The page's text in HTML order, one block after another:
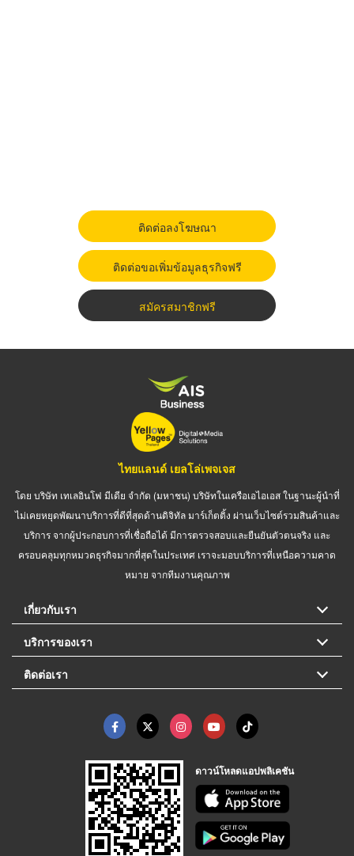
ติดต่อลงโฆษณา
ติดต่อขอเพิ่มข้อมูลธุรกิจฟรี
สมัครสมาชิกฟรี
ไทยแลนด์ เยลโล่เพจเจส
โดย บริษัท เทเลอินโฟ มีเดีย จำกัด (มหาชน) บริษัทในเครือเอไอเอส ในฐานะผู้นำที่
ไม่เคยหยุดพัฒนาบริการที่ดีที่สุดด้านดิจิทัล มาร์เก็ตติ้ง ผ่านเว็บไซต์รวมสินค้าและ
บริการ จากผู้ประกอบการที่เชื่อถือได้ มีการตรวจสอบและยืนยันตัวตนจริง และ
ครอบคลุมทุกหมวดธุรกิจมากที่สุดในประเทศ เราจะมอบบริการที่เหนือความคาด
หมาย จากทีมงานคุณภาพ
เกี่ยวกับเรา
บริการของเรา
ติดต่อเรา
ดาวน์โหลดแอปพลิเคชัน